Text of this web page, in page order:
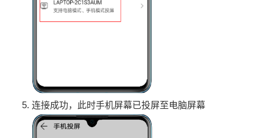
连接成功，此时手机屏幕已投屏至电脑屏幕